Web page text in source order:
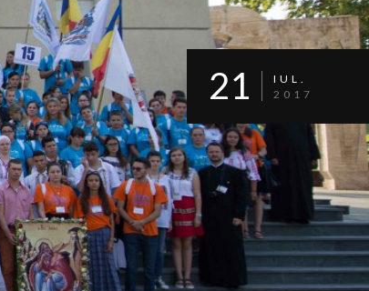
21
IUL.
2017